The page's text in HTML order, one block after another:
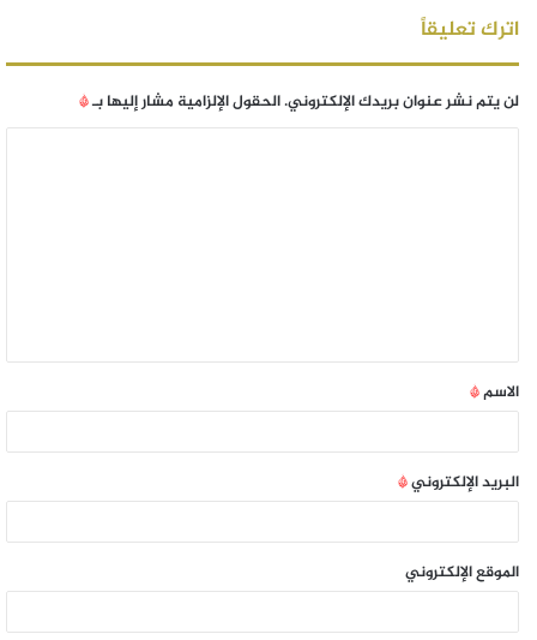
اترك تعليقاً
لن يتم نشر عنوان بريدك الإلكتروني.الحقول الإلزامية مشار إليها بـ*
الاسم*
البريد الإلكتروني*
الموقع الإلكتروني